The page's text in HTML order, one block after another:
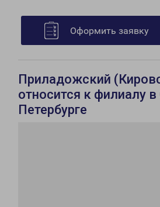
Оформить заявку
Приладожский
относится к филиалу в
Петербурге